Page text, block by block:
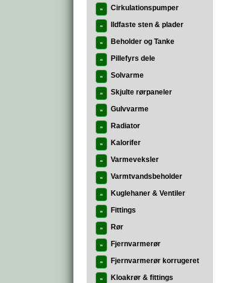
» Cirkulationspumper
» Ildfaste sten & plader
» Beholder og Tanke
» Pillefyrs dele
» Solvarme
» Skjulte rørpaneler
» Gulvvarme
» Radiator
» Kalorifer
» Varmeveksler
» Varmtvandsbeholder
» Kuglehaner & Ventiler
» Fittings
» Rør
» Fjernvarmerør
» Fjernvarmerør korrugeret
» Kloakrør & fittings